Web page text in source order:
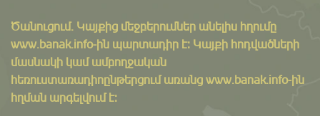
Ծանուցում․ Կայքից մեջբերումներ անելիս հղումը
www.banak.info-ին պարտադիր է: Կայքի հոդվածների
մասնակի կամ ամբողջական
հեռուստառադիոընթերցում առանց www.banak.info-ին
հղման արգելվում է: